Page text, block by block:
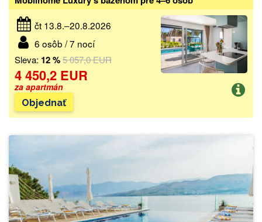
čt 13.8.–20.8.2026
6 osôb / 7 nocí
Sleva: 12 %5 057,0 EUR
4 450,2 EUR
za apartmán
Objednať